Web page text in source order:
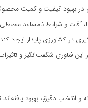
کیفیت و کمیت
آفات و شرایط نامساعد
در کشاورزی پایدار ایجاد
فناوری شگفت‌انگیز و
انتخاب دقیق، بهبود